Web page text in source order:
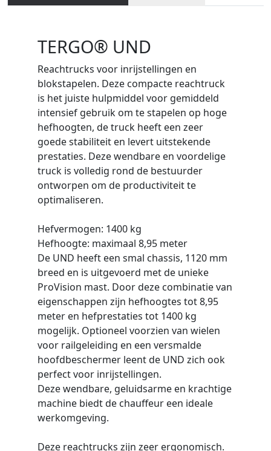
TERGO® UND
Reachtrucks voor inrijstellingen en
blokstapelen. Deze compacte reachtruck
is het juiste hulpmiddel voor gemiddeld
intensief gebruik om te stapelen op hoge
hefhoogten, de truck heeft een zeer
goede stabiliteit en levert uitstekende
prestaties. Deze wendbare en voordelige
truck is volledig rond de bestuurder
ontworpen om de productiviteit te
optimaliseren.
Hefvermogen: 1400 kg
Hefhoogte: maximaal 8,95 meter
De UND heeft een smal chassis, 1120 mm
breed en is uitgevoerd met de unieke
ProVision mast. Door deze combinatie van
eigenschappen zijn hefhoogtes tot 8,95
meter en hefprestaties tot 1400 kg
mogelijk. Optioneel voorzien van wielen
voor railgeleiding en een versmalde
hoofdbeschermer leent de UND zich ook
perfect voor inrijstellingen.
Deze wendbare, geluidsarme en krachtige
machine biedt de chauffeur een ideale
werkomgeving.
Deze reachtrucks zijn zeer ergonomisch.